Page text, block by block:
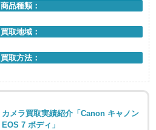
商品種類：
買取地域：
買取方法：
カメラ買取実績紹介「Canon キャノン
EOS 7 ボディ」